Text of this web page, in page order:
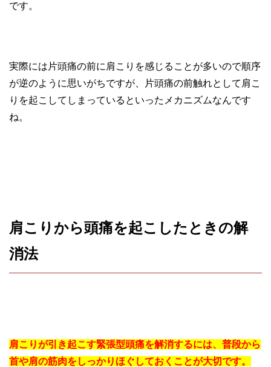
です。
実際には片頭痛の前に肩こりを感じることが多いので順序
が逆のように思いがちですが、片頭痛の前触れとして肩こ
りを起こしてしまっているといったメカニズムなんです
ね。
肩こりから頭痛を起こしたときの解
消法
肩こりが引き起こす緊張型頭痛を解消するには、普段から
首や肩の筋肉をしっかりほぐしておくことが大切です。